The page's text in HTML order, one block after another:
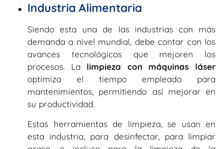
Industria Alimentaria
Siendo esta una de las industrias con más
demanda a nivel mundial, debe contar con los
avances tecnológicos que mejoren los
procesos. La limpieza con máquinas láser
optimiza el tiempo empleado para
mantenimientos, permitiendo así mejorar en
su productividad.
Estas herramientas de limpieza, se usan en
esta industria, para desinfectar, para limpiar